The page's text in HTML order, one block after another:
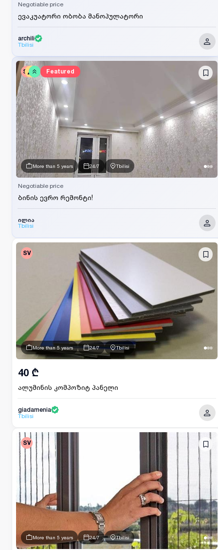
ევაკუატორი ობობა მანოპულატორი
Negotiable price
archili
Tbilisi
SV Featured
More than 5 years 24/7 Tbilisi
ბინის ევრო რემონტი!
Negotiable price
ილია
Tbilisi
SV
More than 5 years 24/7 Tbilisi
ალუმინის კომპოზიტ პანელი
40 ₾
giadamenia
Tbilisi
SV
More than 5 years 24/7 Tbilisi